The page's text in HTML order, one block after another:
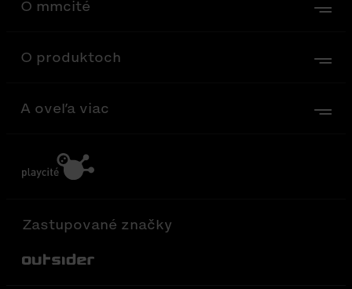
O mmcité
O produktoch
A oveľa viac
Zastupované značky
Out-Sider